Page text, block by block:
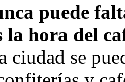
puede
la hora del
ciudad se